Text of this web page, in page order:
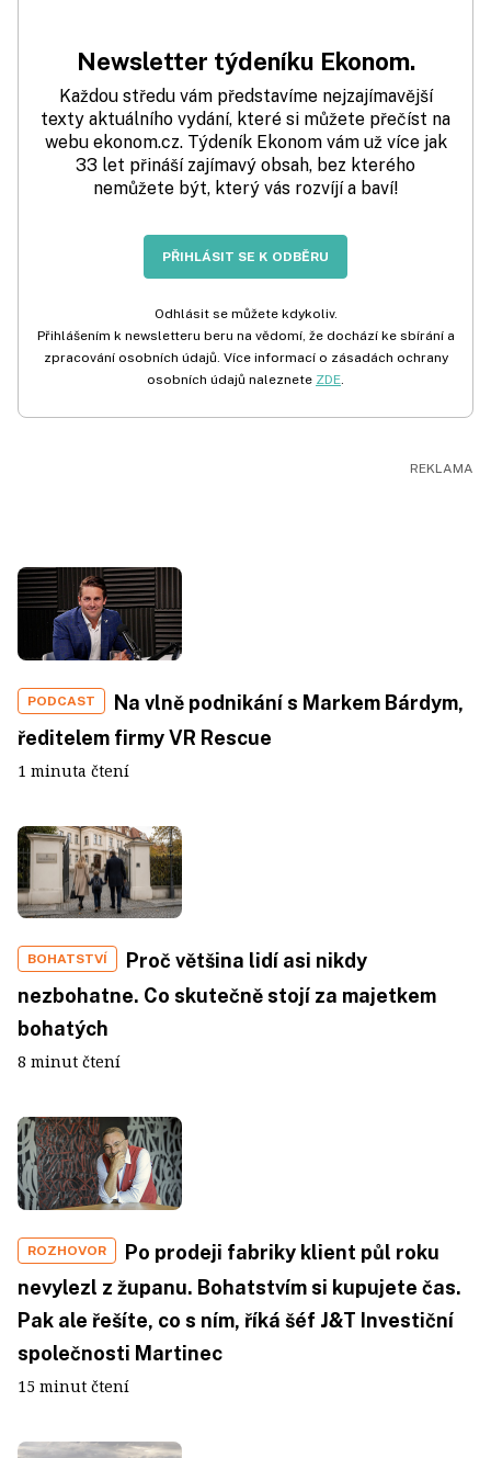
Newsletter týdeníku Ekonom.
Každou středu vám představíme nejzajímavější
texty aktuálního vydání, které si můžete přečíst na
webu ekonom.cz. Týdeník Ekonom vám už více jak
33 let přináší zajímavý obsah, bez kterého
nemůžete být, který vás rozvíjí a baví!
PŘIHLÁSIT SE K ODBĚRU
Odhlásit se můžete kdykoliv.
Přihlášením k newsletteru beru na vědomí, že dochází ke sbírání a
zpracování osobních údajů. Více informací o zásadách ochrany
osobních údajů naleznete ZDE.
PODCAST
Na vlně podnikání s Markem Bárdym,
ředitelem firmy VR Rescue
1 minuta čtení
BOHATSTVÍ
Proč většina lidí asi nikdy
nezbohatne. Co skutečně stojí za majetkem
bohatých
8 minut čtení
ROZHOVOR
Po prodeji fabriky klient půl roku
nevylezl z županu. Bohatstvím si kupujete čas.
Pak ale řešíte, co s ním, říká šéf J&T Investiční
společnosti Martinec
15 minut čtení